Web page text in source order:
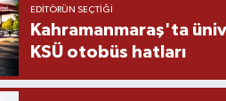
EDITÖRÜN SEÇTIĞI
Kahramanmaraş'ta
KSÜ otobüs hatları